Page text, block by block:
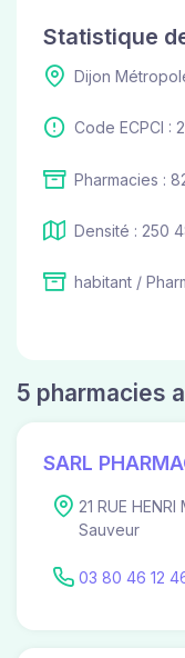
Statistique
Dijon
Code ECPCI :
Pharmacies :
Densité : 250
habitant /
5 pharmacies
SARL
21 RUE
Sauveur
03 80 46 12